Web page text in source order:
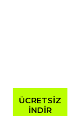
ÜCRETSİZ
İNDİR